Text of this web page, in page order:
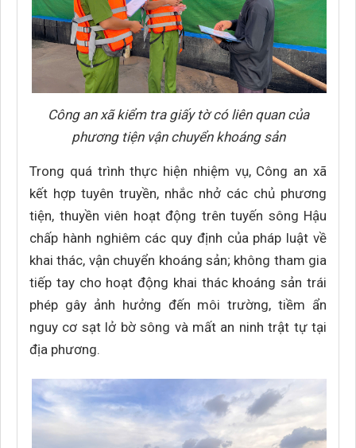
Công an xã kiểm tra giấy tờ có liên quan của
phương tiện vận chuyển khoáng sản
Trong quá trình thực hiện nhiệm vụ, Công an xã
kết hợp tuyên truyền, nhắc nhở các chủ phương
tiện, thuyền viên hoạt động trên tuyến sông Hậu
chấp hành nghiêm các quy định của pháp luật về
khai thác, vận chuyển khoáng sản; không tham gia
tiếp tay cho hoạt động khai thác khoáng sản trái
phép gây ảnh hưởng đến môi trường, tiềm ẩn
nguy cơ sạt lở bờ sông và mất an ninh trật tự tại
địa phương.